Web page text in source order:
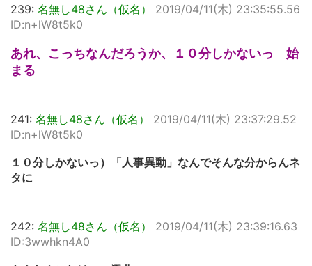
239: 名無し48さん（仮名）
2019/04/11(木) 23:35:55.56
ID:n+lW8t5k0
あれ、こっちなんだろうか、１０分しかないっ 始
まる
241: 名無し48さん（仮名）
2019/04/11(木) 23:37:29.52
ID:n+lW8t5k0
１０分しかないっ）「人事異動」なんでそんな分からんネ
タに
242: 名無し48さん（仮名）
2019/04/11(木) 23:39:16.63
ID:3wwhkn4A0